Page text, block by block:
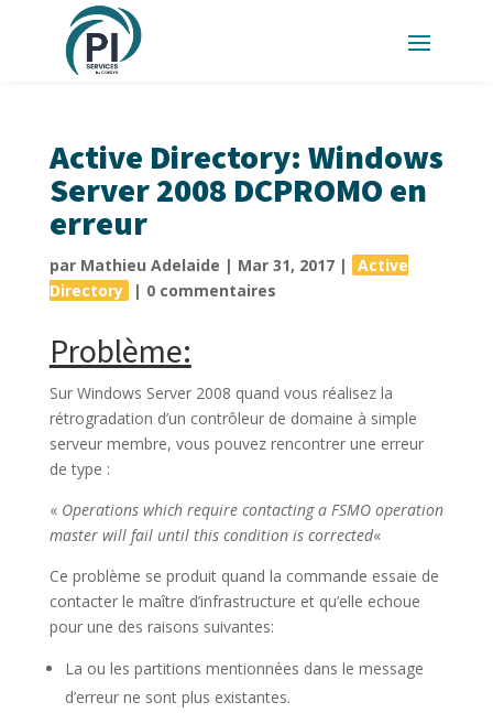
Active Directory: Windows
Server 2008 DCPROMO en
erreur
par Mathieu Adelaide | Mar 31, 2017|
Active
Directory
| 0 commentaires
Problème:
Sur Windows Server 2008 quand vous réalisez la
rétrogradation d’un contrôleur de domaine à simple
serveur membre, vous pouvez rencontrer une erreur
de type :
« Operations which require contacting a FSMO operation
master will fail until this condition is corrected«
Ce problème se produit quand la commande essaie de
contacter le maître d’infrastructure et qu’elle echoue
pour une des raisons suivantes:
La ou les partitions mentionnées dans le message
d’erreur ne sont plus existantes.